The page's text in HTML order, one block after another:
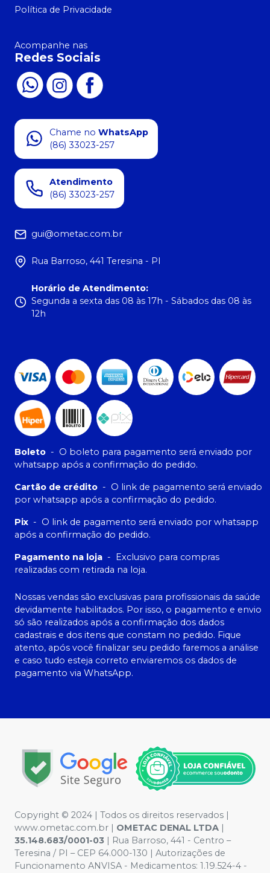
Política de Privacidade
Acompanhe nas
Redes Sociais
Chame no WhatsApp
(86) 33023-257
Atendimento
(86) 33023-257
gui@ometac.com.br
Rua Barroso, 441 Teresina - PI
Horário de Atendimento:
Segunda a sexta das 08 às 17h - Sábados das 08 às
12h
Boleto - O boleto para pagamento será enviado por
whatsapp após a confirmação do pedido.
Cartão de crédito - O link de pagamento será enviado
por whatsapp após a confirmação do pedido.
Pix - O link de pagamento será enviado por whatsapp
após a confirmação do pedido.
Pagamento na loja -
Exclusivo para compras
realizadas com retirada na loja.
Nossas vendas são exclusivas para profissionais da saúde
devidamente habilitados. Por isso, o pagamento e envio
só são realizados após a confirmação dos dados
cadastrais e dos itens que constam no pedido. Fique
atento, após você finalizar seu pedido faremos a análise
e caso tudo esteja correto enviaremos os dados de
pagamento via WhatsApp.
Copyright © 2024 | Todos os direitos reservados |
www.ometac.com.br | OMETAC DENAL LTDA |
35.148.683/0001-03 | Rua Barroso, 441 - Centro –
Teresina / PI – CEP 64.000-130 | Autorizações de
Funcionamento ANVISA - Medicamentos: 1.19.524-4 -